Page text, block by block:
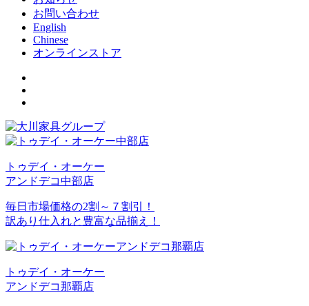
お問い合わせ
English
Chinese
オンラインストア
トゥデイ・オーケー
アンドデコ中部店
毎日市場価格の2割～７割引！
訳あり仕入れと豊富な品揃え！
トゥデイ・オーケー
アンドデコ那覇店